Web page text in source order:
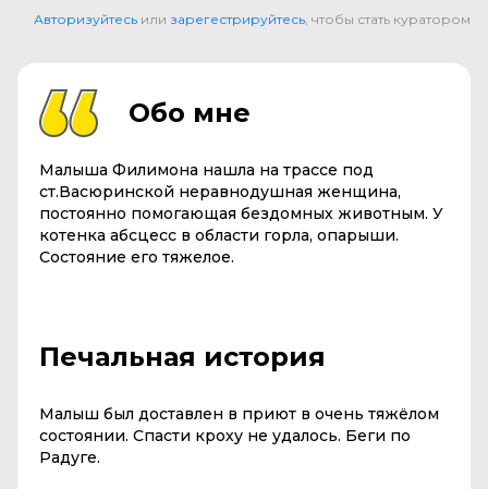
Авторизуйтесь или зарегестрируйтесь, чтобы стать куратором
Обо мне
Малыша Филимона нашла на трассе под
ст.Васюринской неравнодушная женщина,
постоянно помогающая бездомных животным. У
котенка абсцесс в области горла, опарыши.
Состояние его тяжелое.
Печальная история
Малыш был доставлен в приют в очень тяжёлом
состоянии. Спасти кроху не удалось. Беги по
Радуге.